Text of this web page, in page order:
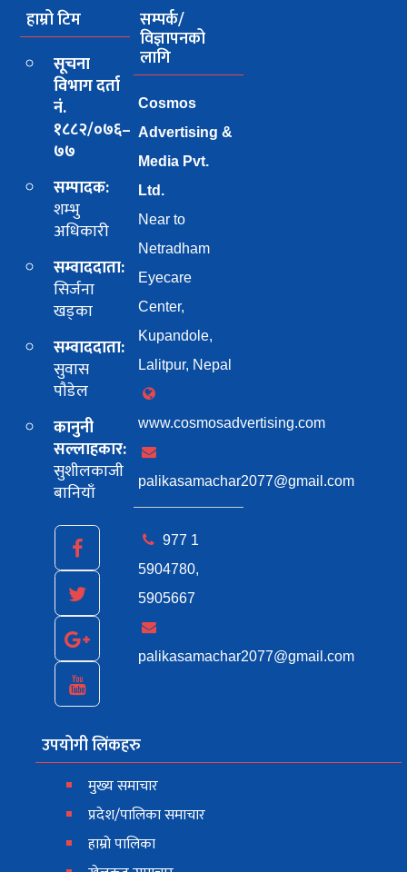
हाम्रो टिम
सूचना
विभाग दर्ता
नं.
१८८२/०७६–
७७
सम्पादक:
शम्भु
अधिकारी
सम्वाददाता:
सिर्जना
खड्का
सम्वाददाता:
सुवास
पाैडेल
कानुनी
सल्लाहकार:
सुशीलकाजी
बानियाँ
सम्पर्क/
विज्ञापनको
लागि
Cosmos
Advertising &
Media Pvt.
Ltd.
Near to
Netradham
Eyecare
Center,
Kupandole,
Lalitpur, Nepal
www.cosmosadvertising.com
palikasamachar2077@gmail.com
977 1
5904780,
5905667
palikasamachar2077@gmail.com
उपयोगी लिंकहरु
मुख्य समाचार
प्रदेश/पालिका समाचार
हाम्रो पालिका